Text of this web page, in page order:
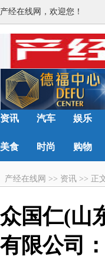
产经在线网，欢迎您！
资讯 汽车 娱乐
美食 时尚 购物
产经在线网 >> 资讯 >> 正
众国仁(山
有限公司